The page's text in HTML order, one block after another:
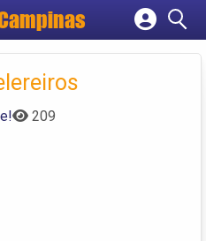
empresa
conta
209